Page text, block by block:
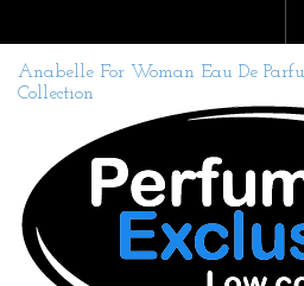
Anabelle For Woman Eau De
Collection